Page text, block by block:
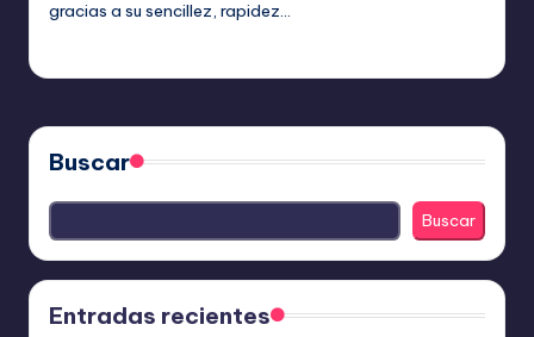
gracias a su sencillez, rapidez…
Buscar
Buscar
Entradas recientes